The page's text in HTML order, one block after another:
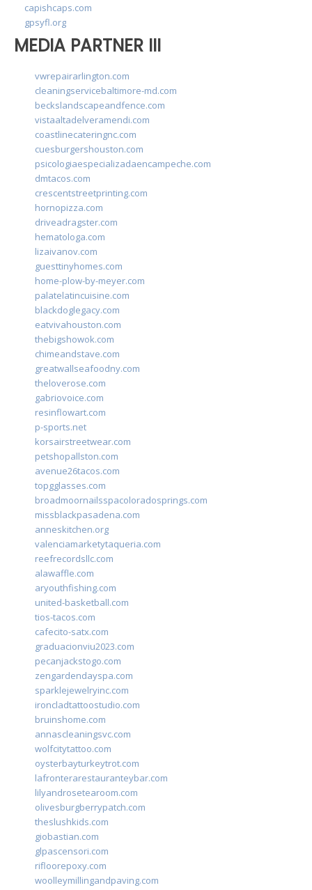
capishcaps.com
gpsyfl.org
MEDIA PARTNER III
vwrepairarlington.com
cleaningservicebaltimore-md.com
beckslandscapeandfence.com
vistaaltadelveramendi.com
coastlinecateringnc.com
cuesburgershouston.com
psicologiaespecializadaencampeche.com
dmtacos.com
crescentstreetprinting.com
hornopizza.com
driveadragster.com
hematologa.com
lizaivanov.com
guesttinyhomes.com
home-plow-by-meyer.com
palatelatincuisine.com
blackdoglegacy.com
eatvivahouston.com
thebigshowok.com
chimeandstave.com
greatwallseafoodny.com
theloverose.com
gabriovoice.com
resinflowart.com
p-sports.net
korsairstreetwear.com
petshopallston.com
avenue26tacos.com
topgglasses.com
broadmoornailsspacoloradosprings.com
missblackpasadena.com
anneskitchen.org
valenciamarketytaqueria.com
reefrecordsllc.com
alawaffle.com
aryouthfishing.com
united-basketball.com
tios-tacos.com
cafecito-satx.com
graduacionviu2023.com
pecanjackstogo.com
zengardendayspa.com
sparklejewelryinc.com
ironcladtattoostudio.com
bruinshome.com
annascleaningsvc.com
wolfcitytattoo.com
oysterbayturkeytrot.com
lafronterarestauranteybar.com
lilyandrosetearoom.com
olivesburgberrypatch.com
theslushkids.com
giobastian.com
glpascensori.com
rifloorepoxy.com
woolleymillingandpaving.com